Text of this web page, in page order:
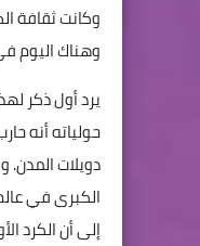
وكانت ثقافة
وهناك اليوم
حولياته أنه
دويلات المدن.
الكبرى في
إلى أن الكرد